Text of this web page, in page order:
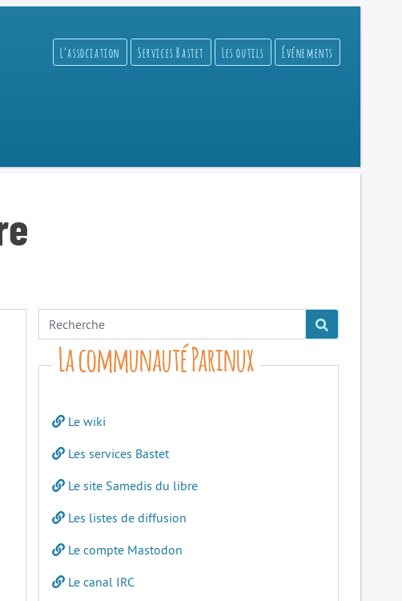
L’association Services Bastet Les outils Événements
La communauté Parinux
Le wiki
Les services Bastet
Le site Samedis du libre
Les listes de diffusion
Le compte Mastodon
Le canal IRC